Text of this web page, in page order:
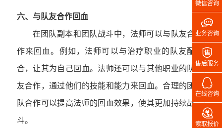
六、与队友合作回血
在团队副本和团队战斗中，法师可以与队友合
作来回血。例如，法师可以与治疗职业的队友配
合，让其为自己回血。法师还可以与其他职业的队
友合作，通过他们的技能和能力来回血。合理的团
队合作可以提高法师的回血效果，使其更加持续战
斗。
微信咨询

业务咨询

售后服务

在线咨询

索取报价